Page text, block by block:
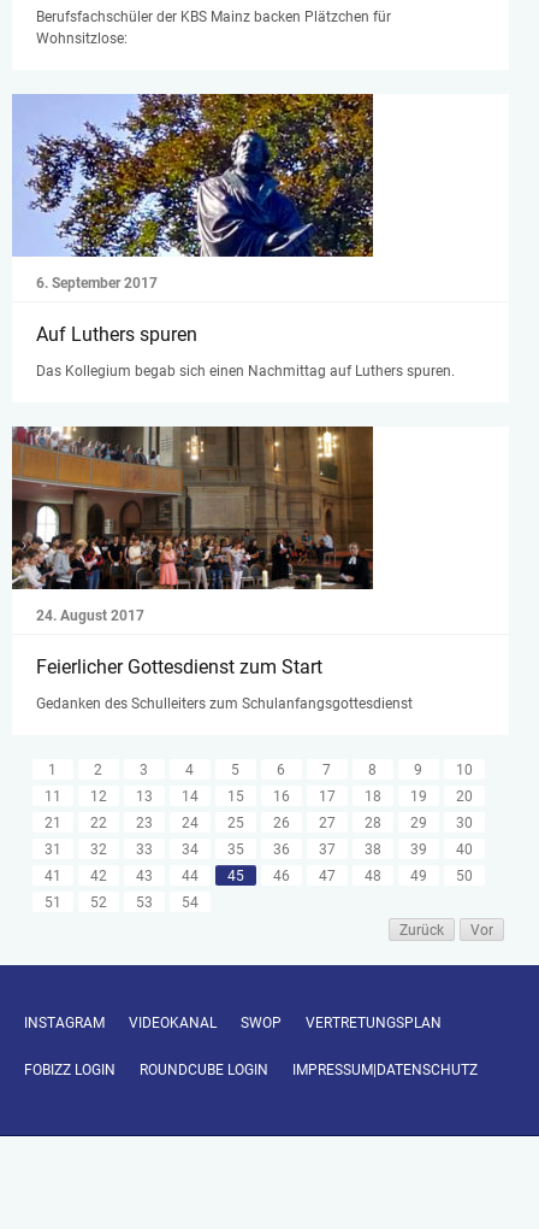
Berufsfachschüler der KBS Mainz backen Plätzchen für
Wohnsitzlose:
6. September 2017
Auf Luthers spuren
Das Kollegium begab sich einen Nachmittag auf Luthers spuren.
24. August 2017
Feierlicher Gottesdienst zum Start
Gedanken des Schulleiters zum Schulanfangsgottesdienst
1 2 3 4 5 6 7 8 9
10
11
12 13 14 15 16 17 18 19
20
21
22 23 24 25 26 27 28 29
30
31
32 33 34 35 36 37 38 39
40
41
42 43 44 45 46 47 48 49
50
51
52 53
54
Zurück
Vor
INSTAGRAM VIDEOKANAL SWOP VERTRETUNGSPLAN
FOBIZZ LOGIN ROUNDCUBE LOGIN IMPRESSUM|DATENSCHUTZ